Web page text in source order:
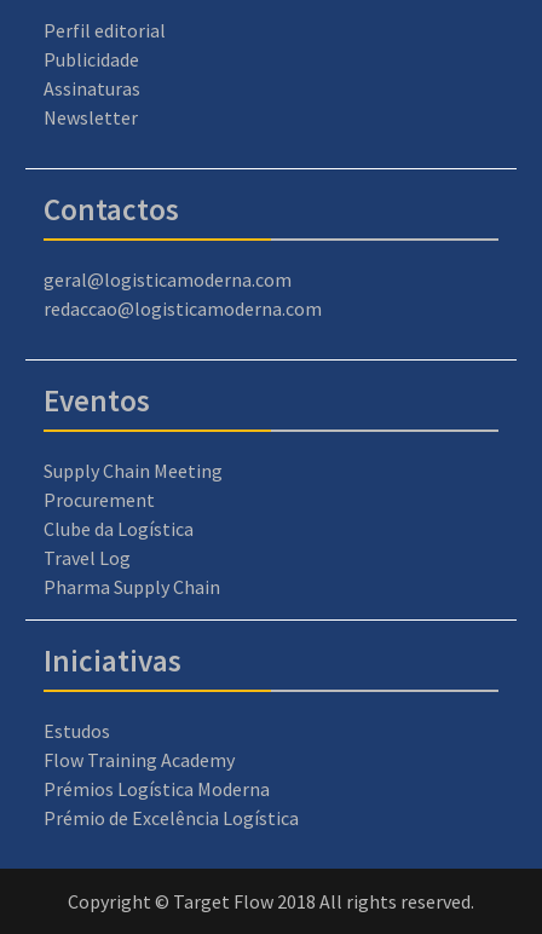
Perfil editorial
Publicidade
Assinaturas
Newsletter
Contactos
geral@logisticamoderna.com
redaccao@logisticamoderna.com
Eventos
Supply Chain Meeting
Procurement
Clube da Logística
Travel Log
Pharma Supply Chain
Iniciativas
Estudos
Flow Training Academy
Prémios Logística Moderna
Prémio de Excelência Logística
Copyright © Target Flow 2018 All rights reserved.